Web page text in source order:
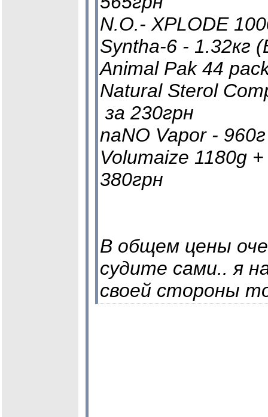
N.O.- XPLODE
Syntha-6 - 1.32кг
Animal Pak 44
Natural Sterol
за 230грн
naNO Vapor -
Volumaize 1180g
380грн
В общем цены
судите сами.. я
своей стороны